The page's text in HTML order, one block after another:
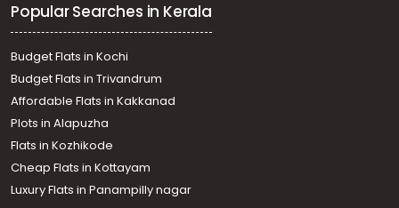
Cheruvarakonam
Residential Land for Sale in Trivandrum, Parassala,
Parassala
Residential Land for Sale in Trivandrum,
Thiruvananthapuram, Vattavila
Residential Land for Sale in Trivandrum, Parassala,
Parassala
Residential Land for Sale in Trivandrum, Parassala,
Parassala
Residential Land for Sale in Trivandrum, Parassala,
Kaliyikavila
Popular Searches in Kerala
Budget Flats in Kochi
Budget Flats in Trivandrum
Affordable Flats in Kakkanad
Plots in Alapuzha
Flats in Kozhikode
Cheap Flats in Kottayam
Luxury Flats in Panampilly nagar